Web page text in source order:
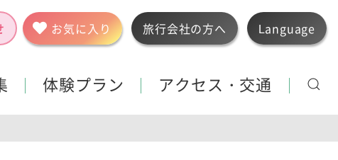
お気に入り 旅行会社の方へ Language
体験プラン アクセス・交通